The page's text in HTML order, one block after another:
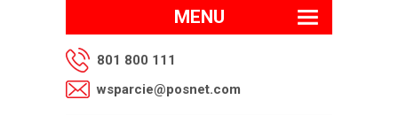
MENU
801 800 111
wsparcie@posnet.com